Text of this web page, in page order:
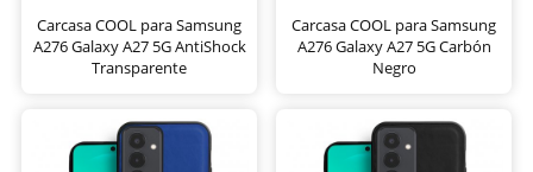
Carcasa COOL para Samsung
A276 Galaxy A27 5G AntiShock
Transparente
Carcasa COOL para Samsung
A276 Galaxy A27 5G Carbón
Negro